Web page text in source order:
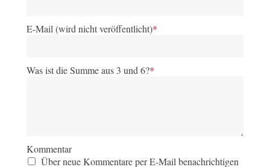
E-Mail (wird nicht veröffentlicht)*
Was ist die Summe aus 3 und 6?*
Kommentar
Über neue Kommentare per E-Mail benachrichtigen